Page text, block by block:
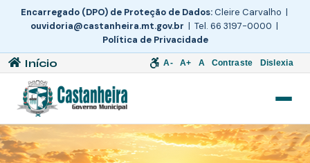
Encarregado (DPO) de Proteção de Dados:Cleire Carvalho |
ouvidoria@castanheira.mt.gov.br | Tel. 66 3197-0000 |
Política de Privacidade
Início A- A+ A Contraste Dislexia